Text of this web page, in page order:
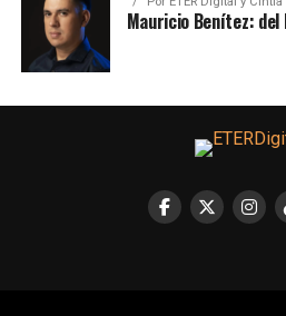
Mauricio Benítez: